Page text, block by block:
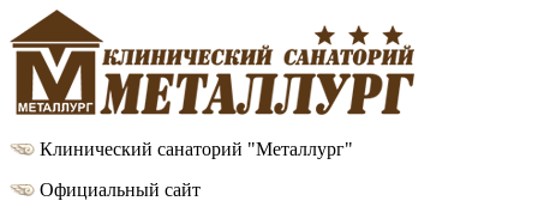
Клинический санаторий "Металлург"
Официальный сайт